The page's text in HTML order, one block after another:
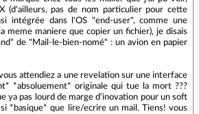
(d'ailleurs, pas de nom particulier pour cette
intégrée dans l'OS "end-user", comme une
meme maniere que copier un fichier), je disais
de "Mail-le-bien-nomé" : un avion en papier
attendiez a une revelation sur une interface
*absoluement* originale qui tue la mort ???
ya pas lourd de marge d'inovation pour un soft
*basique* que lire/ecrire un mail. Tiens! vous